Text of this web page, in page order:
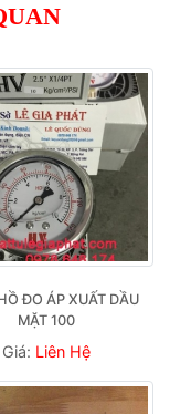
ĐO ÁP XUẤT DẦU
MẶT 100
Giá: Liên Hệ